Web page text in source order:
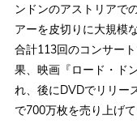
ンドンのアストリアで
アーを皮切りに大規模
合計113回のコンサー
果、映画『ロード・ド
れ、後にDVDでリリー
で700万枚を売り上げて